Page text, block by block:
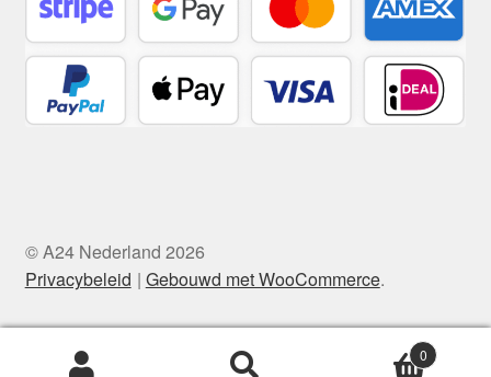
© A24 Nederland 2026
Privacybeleid
Gebouwd met WooCommerce.
Zoeken
0